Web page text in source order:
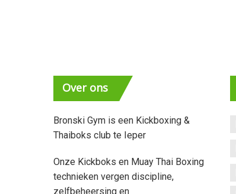
Overons
Bronski Gym is een Kickboxing &
Thaiboks club te Ieper
Onze Kickboks en Muay Thai Boxing
technieken vergen discipline,
zelfbeheersing en